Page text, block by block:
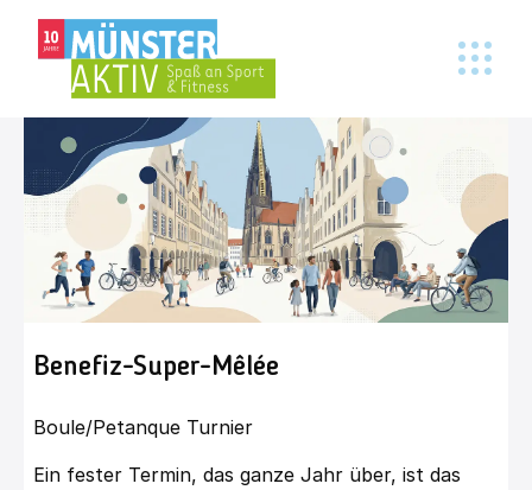
Benefiz-Super-Mêlée
Boule/Petanque Turnier
Ein fester Termin, das ganze Jahr über, ist das